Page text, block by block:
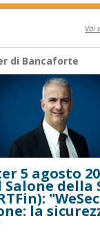
Vai
di Bancaforte
5 agosto
Salone della
la